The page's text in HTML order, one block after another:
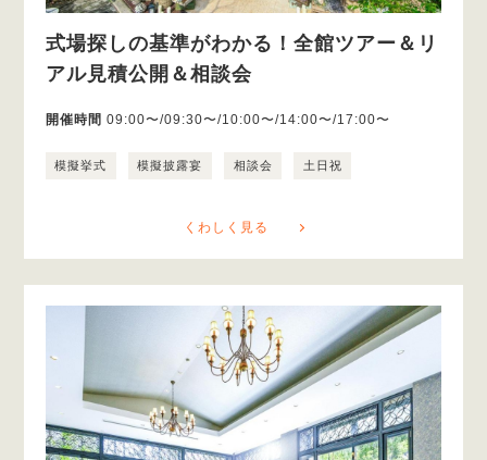
式場探しの基準がわかる！全館ツアー＆リ
アル見積公開＆相談会
開催時間 09:00〜/09:30〜/10:00〜/14:00〜/17:00〜
模擬挙式 模擬披露宴 相談会 土日祝
くわしく見る